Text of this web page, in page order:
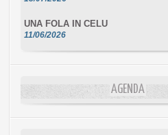
10/06/2026
10/06/2026 AGENDA